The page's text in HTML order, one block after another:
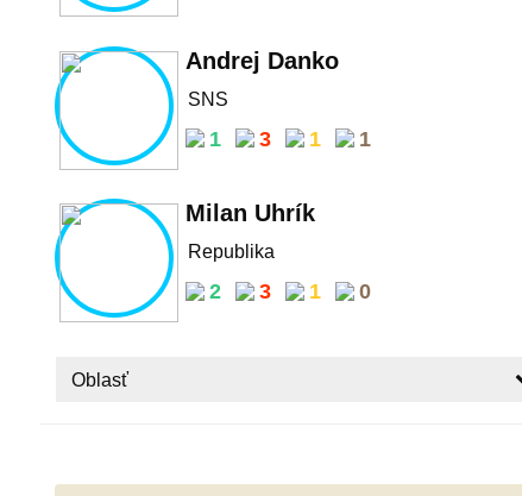
Andrej Danko
SNS
1 3 1 1
Milan Uhrík
Republika
2 3 1 0
Oblasť